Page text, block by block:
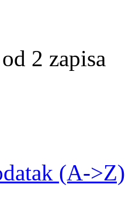
2 zapisa
(A->Z)